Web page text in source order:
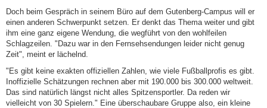
Doch beim Gespräch in seinem Büro auf dem Gutenberg-Campus will er
einen anderen Schwerpunkt setzen. Er denkt das Thema weiter und gibt
ihm eine ganz eigene Wendung, die wegführt von den wohlfeilen
Schlagzeilen. "Dazu war in den Fernsehsendungen leider nicht genug
Zeit", meint er lächelnd.
"Es gibt keine exakten offiziellen Zahlen, wie viele Fußballprofis es gibt.
Inoffizielle Schätzungen rechnen aber mit 190.000 bis 300.000 weltweit.
Das sind natürlich längst nicht alles Spitzensportler. Da reden wir
vielleicht von 30 Spielern." Eine überschaubare Gruppe also, ein kleine